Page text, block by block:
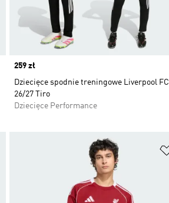
Price
259 zł
Dziecięce spodnie treningowe Liverpool FC
26/27 Tiro
Dziecięce Performance